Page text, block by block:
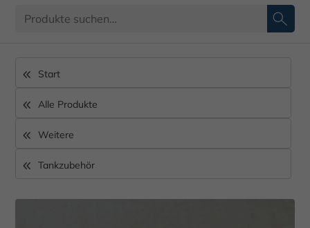
Start
Alle Produkte
Weitere
Tankzubehör